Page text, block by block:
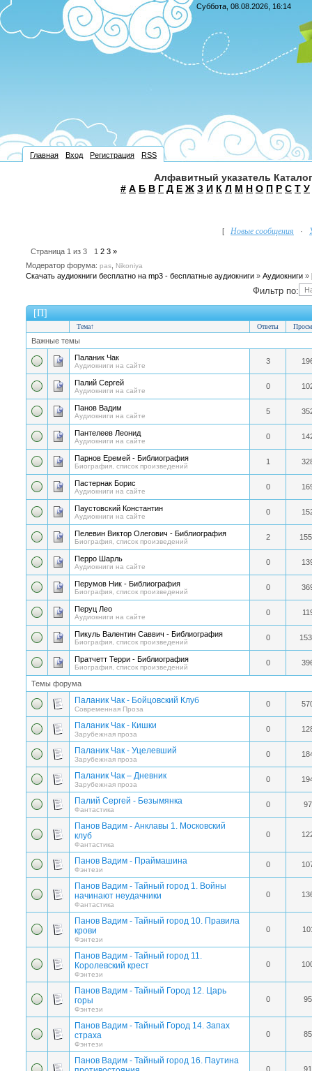
Суббота, 08.08.2026, 16:14
Главная Вход Регистрация RSS
Алфавитный указатель
# А Б В Г Д Е Ж З И К Л М Н О П Р С Т У
[ Новые сообщения ·
Страница 1 из 3 1 2 3 »
Модератор форума: pas Nikoniya
Скачать аудиокниги бесплатно на mp3 - бесплатные аудиокниги » Аудиокниги »
Фильтр по:
[П]
Тема↑ Ответы
Важные темы
Паланик Чак
Аудиокниги на сайте
3
Палий Сергей
Аудиокниги на сайте
0
Панов Вадим
Аудиокниги на сайте
5
Пантелеев Леонид
Аудиокниги на сайте
0
Парнов Еремей - Библиография
Биография, список произведений
1
Пастернак Борис
Аудиокниги на сайте
0
Паустовский Константин
Аудиокниги на сайте
0
Пелевин Виктор Олегович - Библиография
Биография, список произведений
2
Перро Шарль
Аудиокниги на сайте
0
Перумов Ник - Библиография
Биография, список произведений
0
Перуц Лео
Аудиокниги на сайте
0
Пикуль Валентин Саввич - Библиография
Биография, список произведений
0
Пратчетт Терри - Библиография
Биография, список произведений
0
Темы форума
Паланик Чак - Бойцовский Клуб
Современная Проза
0
Паланик Чак - Кишки
Зарубежная проза
0
Паланик Чак - Уцелевший
Зарубежная проза
0
Паланик Чак – Дневник
Зарубежная проза
0
Палий Сергей - Безымянка
Фантастика
0
Панов Вадим - Анклавы 1. Московский
клуб
Фантастика
0
Панов Вадим - Праймашина
Фэнтези
0
Панов Вадим - Тайный город 1. Войны
начинают неудачники
Фантастика
0
Панов Вадим - Тайный город 10. Правила
крови
Фэнтези
0
Панов Вадим - Тайный город 11.
Королевский крест
Фэнтези
0
Панов Вадим - Тайный Город 12. Царь
горы
Фэнтези
0
Панов Вадим - Тайный Город 14. Запах
страха
Фэнтези
0
Панов Вадим - Тайный город 16. Паутина
0